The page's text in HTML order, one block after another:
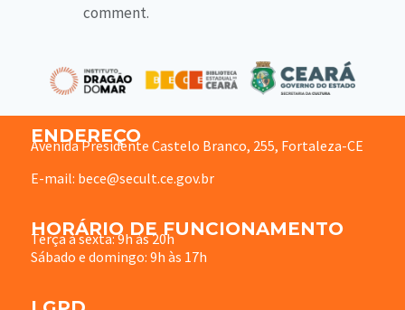
comment.
ENDEREÇO
Avenida Presidente Castelo Branco, 255, Fortaleza-CE
E-mail: bece@secult.ce.gov.br
HORÁRIO DE FUNCIONAMENTO
Terça à sexta: 9h às 20h
Sábado e domingo: 9h às 17h